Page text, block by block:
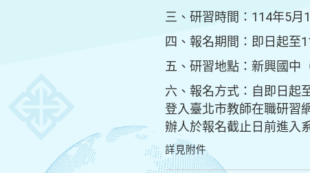
三、研習時間：114年5月
四、報名期間：即日起至
五、研習地點：新興國中
六、報名方式：自即日起
登入臺北市教師在職研習
辦人於報名截止日前進入
詳見附件